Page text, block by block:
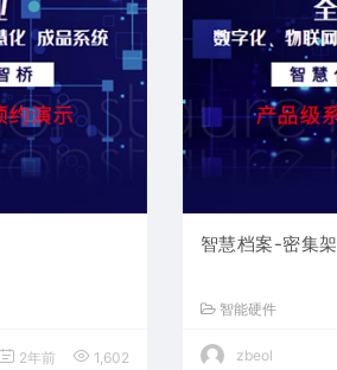
2年前 1,602
智慧档案-密集架
智能硬件
zbeol